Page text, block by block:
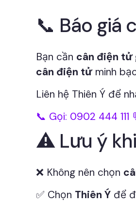
📞 Báo giá
Bạn cần cân điện tử
cân điện tửminh
Liên hệ Thiên Ý để
📞 Gọi: 0902 444 111
⚠️ Lưu ý
❌ Không nên chọn
✅ Chọn Thiên Ý để